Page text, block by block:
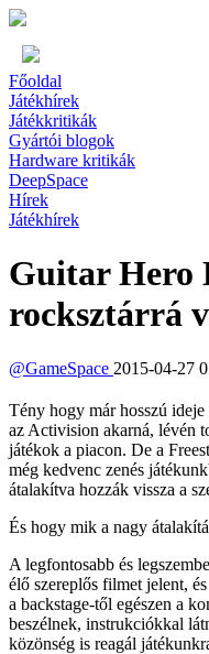
Főoldal
Játékhírek
Játékkritikák
Gyártói blogok
Hardware kritikák
DeepSpace
Hírek
Játékhírek
Guitar Hero
rocksztárrá
@GameSpace 2015-04-27
Tény hogy már hosszú
az Activision akarná, lévén
játékok a piacon. De a
még kedvenc zenés
átalakítva hozzák vissza a
És hogy mik a nagy
A legfontosabb és
élő szereplős filmet jelent,
a backstage-től egészen a
beszélnek, instrukciókkal
közönség is reagál